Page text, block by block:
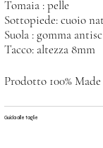
Tomaia : pelle
Sottopiede: cuoio
Suola : gomma
Tacco: altezza 8mm
Prodotto 100%
Guida alle taglie